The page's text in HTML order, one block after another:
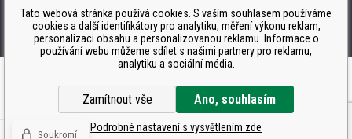
Tento eshop dodala firmaBINARGON.cz
Tato webová stránka používá cookies. S vaším souhlasem používáme
cookies a další identifikátory pro analytiku, měření výkonu reklam,
personalizaci obsahu a personalizovanou reklamu. Informace o
používání webu můžeme sdílet s našimi partnery pro reklamu,
analytiku a sociální média.
Zamítnout vše Ano, souhlasím
Podrobné nastavení s vysvětlením zde
Soukromí